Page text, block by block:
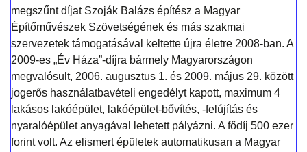
megszűnt díjat Szoják Balázs építész a Magyar
Építőművészek Szövetségének és más szakmai
szervezetek támogatásával keltette újra életre 2008-ban. A
2009-es „Év Háza”-díjra bármely Magyarországon
megvalósult, 2006. augusztus 1. és 2009. május 29. között
jogerős használatbavételi engedélyt kapott, maximum 4
lakásos lakóépület, lakóépület-bővítés, -felújítás és
nyaralóépület anyagával lehetett pályázni. A fődíj 500 ezer
forint volt. Az elismert épületek automatikusan a Magyar